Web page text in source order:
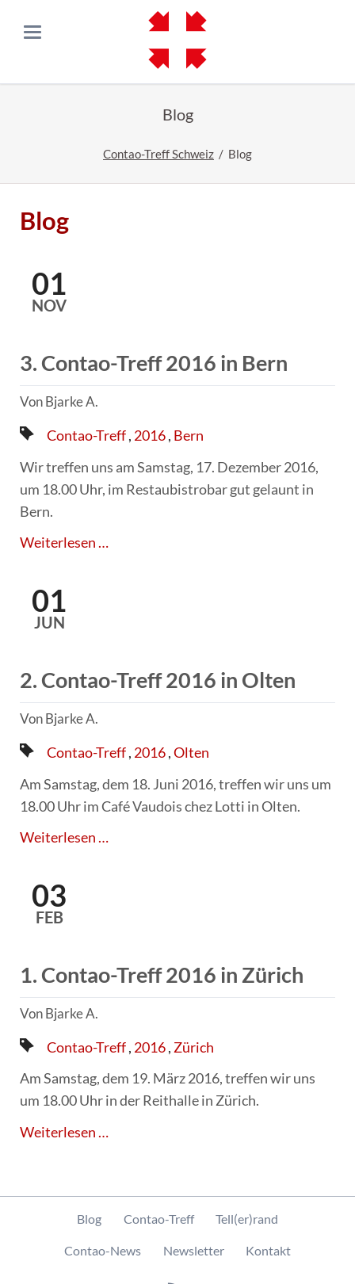
Blog
Contao-Treff Schweiz Blog
Blog
01
NOV
3. Contao-Treff 2016 in Bern
Von Bjarke A.
Blog:
Contao-Treff Jahr
2016 Lokalität:
Bern
Wir treffen uns am Samstag, 17. Dezember 2016,
um 18.00 Uhr, im Restaubistrobar gut gelaunt in
Bern.
Weiterlesen …
01
JUN
2. Contao-Treff 2016 in Olten
Von Bjarke A.
Blog:
Contao-Treff Jahr
2016 Lokalität:
Olten
Am Samstag, dem 18. Juni 2016, treffen wir uns um
18.00 Uhr im Café Vaudois chez Lotti in Olten.
Weiterlesen …
03
FEB
1. Contao-Treff 2016 in Zürich
Von Bjarke A.
Blog:
Contao-Treff Jahr
2016 Lokalität:
Zürich
Am Samstag, dem 19. März 2016, treffen wir uns
um 18.00 Uhr in der Reithalle in Zürich.
Weiterlesen …
2016
Navigation
überspringen
Blog Contao-Treff Tell(er)rand
Contao-News Newsletter Kontakt